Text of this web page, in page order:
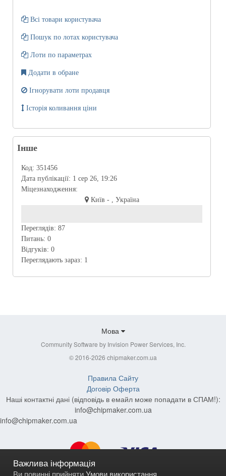
Всі товари користувача
Пошук по лотах користувача
Лоти по параметрах
Додати в обране
Ігнорувати лоти продавця
Історія коливання ціни
Інше
Код: 351456
Дата публікації: 1 сер 26, 19:26
Міцезнаходження:
Київ - , Україна
Переглядів: 87
Питань: 0
Відгуків: 0
Переглядають зараз: 1
Мова
Community Software by Invision Power Services, Inc.
© 2016-2026 chipmaker.com.ua
Важлива інформація
Ви повинні прийнятиУмови використання
Правила Сайту
Договір Оферта
Наші контактні дані (відповідь в емайл може попадати в СПАМ!):
info@chipmaker.com.ua
info@chipmaker.com.ua